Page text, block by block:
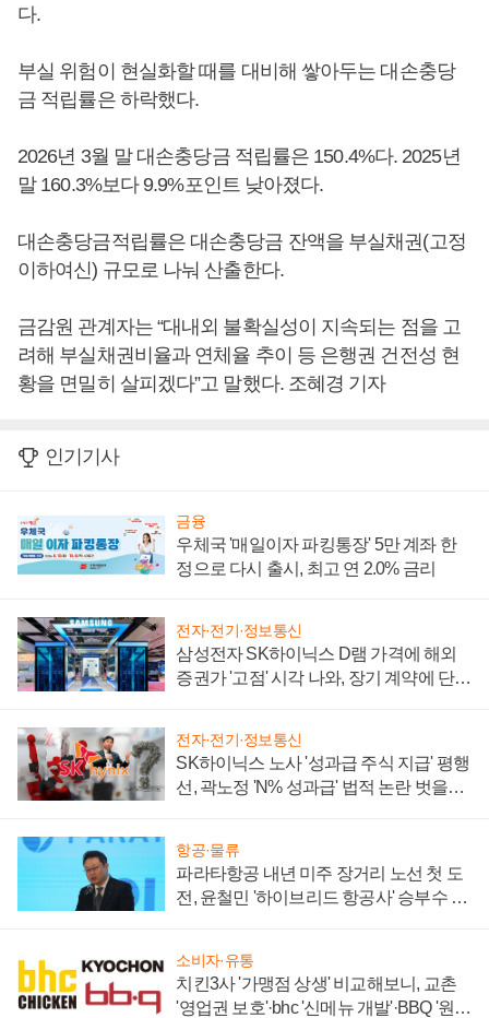
다.
부실 위험이 현실화할 때를 대비해 쌓아두는 대손충당
금 적립률은 하락했다.
2026년 3월 말 대손충당금 적립률은 150.4%다. 2025년
말 160.3%보다 9.9%포인트 낮아졌다.
대손충당금적립률은 대손충당금 잔액을 부실채권(고정
이하여신) 규모로 나눠 산출한다.
금감원 관계자는 “대내외 불확실성이 지속되는 점을 고
려해 부실채권비율과 연체율 추이 등 은행권 건전성 현
황을 면밀히 살피겠다”고 말했다. 조혜경 기자
인기기사
금융
우체국 '매일이자 파킹통장' 5만 계좌 한
정으로 다시 출시, 최고 연 2.0% 금리
전자·전기·정보통신
삼성전자 SK하이닉스 D램 가격에 해외
증권가 '고점' 시각 나와, 장기 계약에 단점
전자·전기·정보통신
SK하이닉스 노사 '성과급 주식 지급' 평행
선, 곽노정 'N% 성과급' 법적 논란 벗을지
항공·물류
파라타항공 내년 미주 장거리 노선 첫 도
전, 윤철민 '하이브리드 항공사' 승부수 통
소비자·유통
치킨3사 '가맹점 상생' 비교해보니, 교촌
'영업권 보호'·bhc '신메뉴 개발'·BBQ '원가